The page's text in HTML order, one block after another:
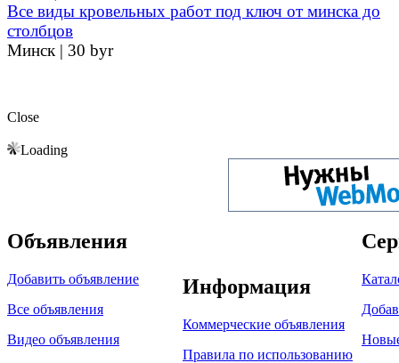
Все виды кровельных работ под ключ от минска до
столбцов
Минск | 30 byr
Close
Loading
Объявления
Добавить объявление
Все объявления
Видео объявления
Информация
Коммерческие объявления
Правила по использованию